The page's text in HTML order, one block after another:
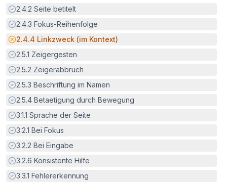
Erfüllt:
2.4.2 Seite betitelt
Erfüllt:
2.4.3 Fokus-Reihenfolge
Potenzielle Barriere:
2.4.4 Linkzweck (im Kontext)
Erfüllt:
2.5.1 Zeigergesten
Erfüllt:
2.5.2 Zeigerabbruch
Erfüllt:
2.5.3 Beschriftung im Namen
Erfüllt:
2.5.4 Betaetigung durch Bewegung
Erfüllt:
3.1.1 Sprache der Seite
Erfüllt:
3.2.1 Bei Fokus
Erfüllt:
3.2.2 Bei Eingabe
Erfüllt:
3.2.6 Konsistente Hilfe
Erfüllt:
3.3.1 Fehlererkennung